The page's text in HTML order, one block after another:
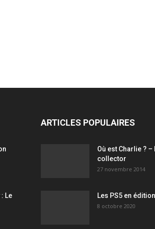
Le
ARTICLES POPULAIRES
Où est Charlie ?
collector
27 novembre 2014
Les PS5 en
8 octobre 2020